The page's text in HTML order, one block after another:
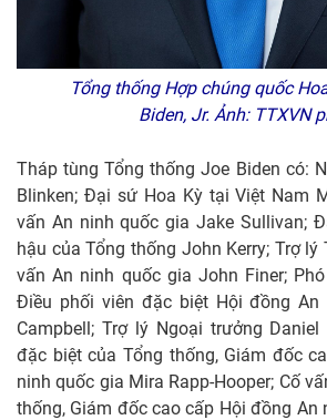
Tổng thống Hợp chúng quốc
Biden, Jr. Ảnh: TTXVN
Tháp tùng Tổng thống Joe Biden có:
Blinken; Đại sứ Hoa Kỳ tại Việt Nam
vấn An ninh quốc gia Jake Sullivan;
hậu của Tổng thống John Kerry; Trợ lý
vấn An ninh quốc gia John Finer;
Điều phối viên đặc biệt Hội đồng An
Campbell; Trợ lý Ngoại trưởng Daniel
đặc biệt của Tổng thống, Giám đốc
ninh quốc gia Mira Rapp-Hooper; Cố
thống, Giám đốc cao cấp Hội đồng An